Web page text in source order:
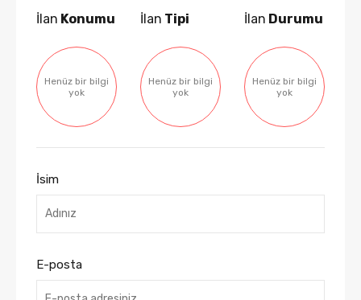
İlan Konumu
Henüz bir bilgi
yok
İlan Tipi
Henüz bir bilgi
yok
İlan Durumu
Henüz bir bilgi
yok
İsim
E-posta